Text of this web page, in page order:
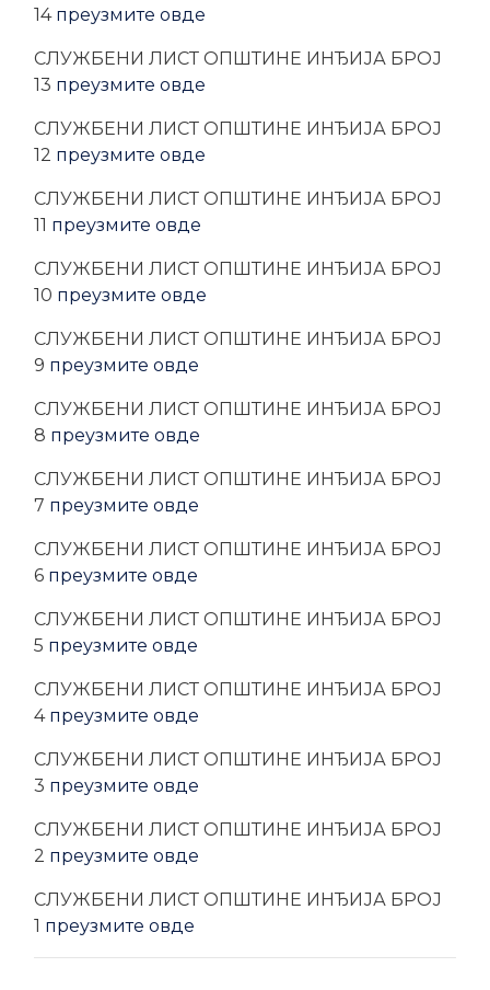
14 преузмите овде
CЛУЖБЕНИ ЛИСТ ОПШТИНЕ ИНЂИЈА БРОЈ
13 преузмите овде
CЛУЖБЕНИ ЛИСТ ОПШТИНЕ ИНЂИЈА БРОЈ
12 преузмите овде
CЛУЖБЕНИ ЛИСТ ОПШТИНЕ ИНЂИЈА БРОЈ
11 преузмите овде
CЛУЖБЕНИ ЛИСТ ОПШТИНЕ ИНЂИЈА БРОЈ
10 преузмите овде
CЛУЖБЕНИ ЛИСТ ОПШТИНЕ ИНЂИЈА БРОЈ
9 преузмите овде
CЛУЖБЕНИ ЛИСТ ОПШТИНЕ ИНЂИЈА БРОЈ
8 преузмите овде
CЛУЖБЕНИ ЛИСТ ОПШТИНЕ ИНЂИЈА БРОЈ
7 преузмите овде
CЛУЖБЕНИ ЛИСТ ОПШТИНЕ ИНЂИЈА БРОЈ
6 преузмите овде
CЛУЖБЕНИ ЛИСТ ОПШТИНЕ ИНЂИЈА БРОЈ
5 преузмите овде
CЛУЖБЕНИ ЛИСТ ОПШТИНЕ ИНЂИЈА БРОЈ
4 преузмите овде
CЛУЖБЕНИ ЛИСТ ОПШТИНЕ ИНЂИЈА БРОЈ
3 преузмите овде
CЛУЖБЕНИ ЛИСТ ОПШТИНЕ ИНЂИЈА БРОЈ
2 преузмите овде
CЛУЖБЕНИ ЛИСТ ОПШТИНЕ ИНЂИЈА БРОЈ
1 преузмите овде